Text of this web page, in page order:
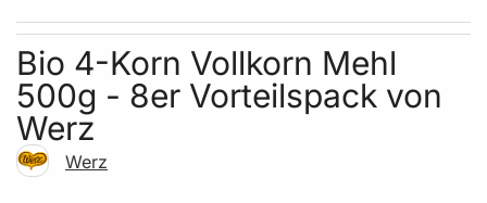
Skip to the beginning of the images gallery
Bio 4-Korn Vollkorn Mehl
500g - 8er Vorteilspack von
Werz
Werz